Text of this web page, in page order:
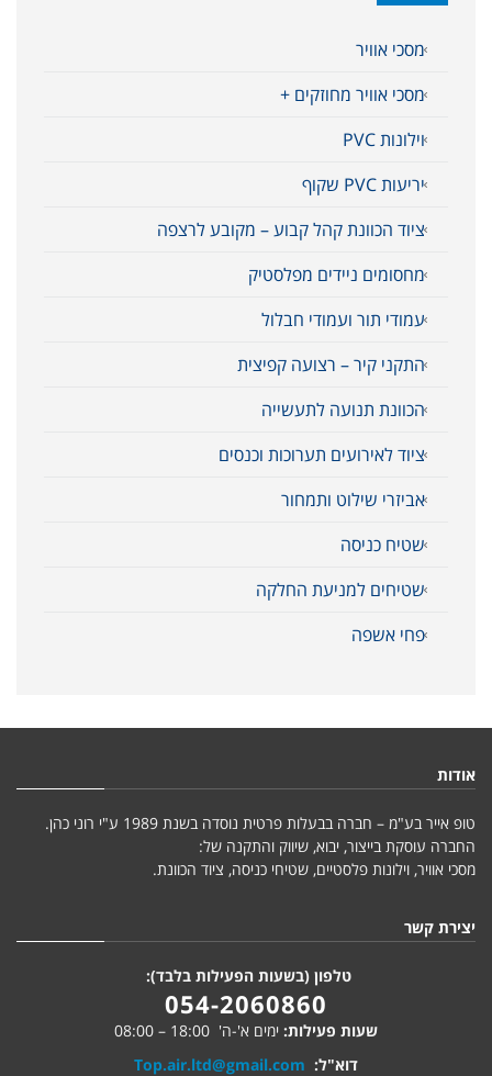
מסכי אוויר
מסכי אוויר מחוזקים +
וילונות PVC
יריעות PVC שקוף
ציוד הכוונת קהל קבוע – מקובע לרצפה
מחסומים ניידים מפלסטיק
עמודי תור ועמודי חבלול
התקני קיר – רצועה קפיצית
הכוונת תנועה לתעשייה
ציוד לאירועים תערוכות וכנסים
אביזרי שילוט ותמחור
שטיח כניסה
שטיחים למניעת החלקה
פחי אשפה
אודות
טופ אייר בע"מ – חברה בבעלות פרטית נוסדה בשנת 1989 ע"י רוני כהן.
החברה עוסקת בייצור, יבוא, שיווק והתקנה של:
מסכי אוויר, וילונות פלסטיים, שטיחי כניסה, ציוד הכוונת.
יצירת קשר
טלפון (בשעות הפעילות בלבד):
054-2060860
שעות פעילות: ימים א'-ה' 18:00 – 08:00
דוא"ל: Top.air.ltd@gmail.com